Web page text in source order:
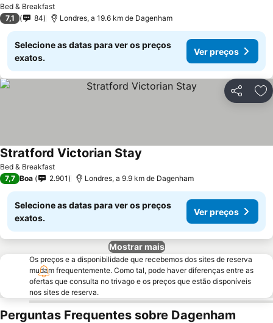
Bed & Breakfast
7,1 84 Londres, a 19.6 km de Dagenham
Selecione as datas para ver os preços
exatos.
Ver preços
Partilhar
Bed & Breakfast
Stratford Victorian Stay
7,7 Boa 2.901 Londres, a 9.9 km de Dagenham
Selecione as datas para ver os preços
exatos.
Ver preços
Mostrar mais
Os preços e a disponibilidade que recebemos dos sites de reserva
mudam frequentemente. Como tal, pode haver diferenças entre as
ofertas que consulta no trivago e os preços que estão disponíveis
nos sites de reserva.
Perguntas Frequentes sobre Dagenham